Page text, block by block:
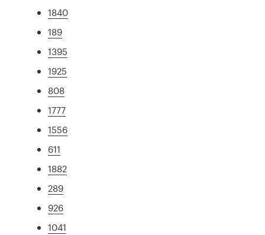
1840
189
1395
1925
808
1777
1556
611
1882
289
926
1041